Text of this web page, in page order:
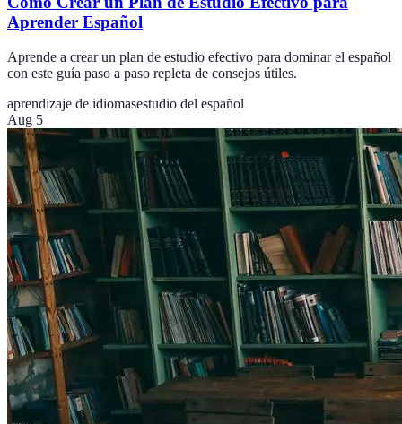
Aprender Español
Aprende a crear un plan de estudio efectivo para dominar el español
con este guía paso a paso repleta de consejos útiles.
aprendizaje de idiomasestudio del español
Aug 5